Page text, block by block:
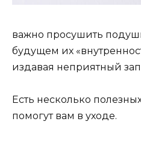
важно просушить
будущем их
издавая неприятный
Есть несколько
помогут вам в уходе.